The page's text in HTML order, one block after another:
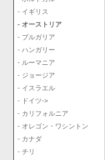
- イギリス
- オーストリア
- ブルガリア
- ハンガリー
- ルーマニア
- ジョージア
- イスラエル
- ドイツ->
- カリフォルニア
- オレゴン・ワシントン
- カナダ
- チリ